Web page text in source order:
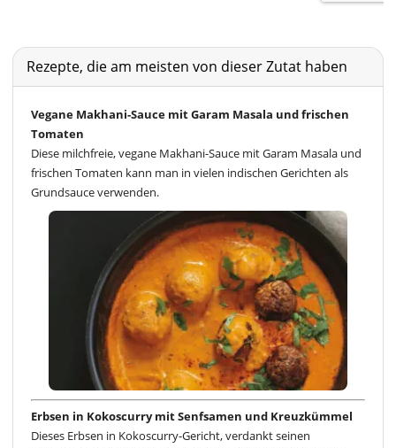
Rezepte, die am meisten von dieser Zutat haben
Vegane Makhani-Sauce mit Garam Masala und frischen
Tomaten
Diese milchfreie, vegane Makhani-Sauce mit Garam Masala und
frischen Tomaten kann man in vielen indischen Gerichten als
Grundsauce verwenden.
Erbsen in Kokoscurry mit Senfsamen und Kreuzkümmel
Dieses Erbsen in Kokoscurry-Gericht, verdankt seinen